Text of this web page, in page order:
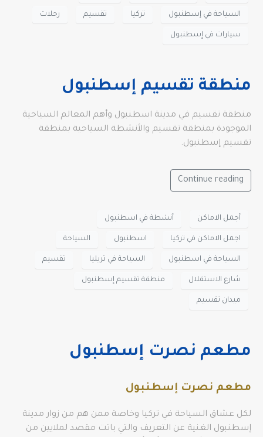
السياحة في إسطنبول تركيا تقسيم رحلات
سيارات في إسطنبول
منطقة تقسيم إسطنبول
منطقة تقسيم في مدينة اسطنبول وأهم المعالم السياحية
الموجودة بمنطقة تقسيم والأنشطة السياحية بمنطقة
تقسيم إسطنبول.
Continue reading
أجمل الاماكن أنشطة في اسطنبول
اجمل الاماكن في تركيا اسطنبول السياحة
السياحة في اسطنبول السياحة في تريليا تقسيم
شارع الاستقلال منطقة تقسيم إسطنبول
ميدان تقسيم
مطعم نصرت إسطنبول
مطعم نصرت إسطنبول
لكل عشاق السياحة في تركيا وخاصة ممن هم من زوار مدينة
إسطنبول الغنية عن التعريف والتي باتت مقصد لملايين من